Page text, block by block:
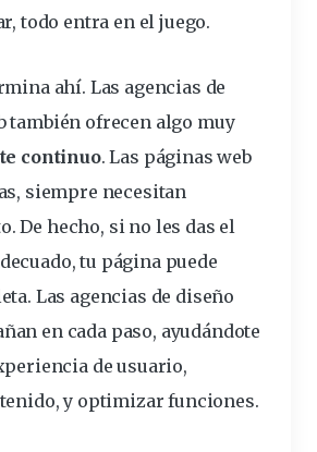
todo entra en el juego.
ahí. Las agencias de
también ofrecen algo muy
continuo. Las páginas web
siempre necesitan
De hecho, si no les das el
tu página puede
Las agencias de diseño
en cada paso, ayudándote
deusuario,
y optimizar funciones.